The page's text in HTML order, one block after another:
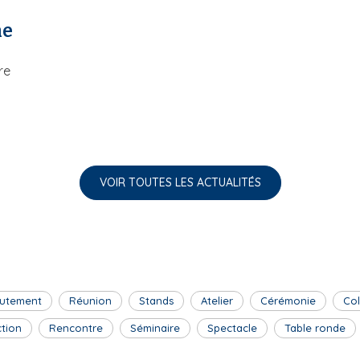
VOIR TOUTES LES ACTUALITÉS
Réunion Stands Atelier Cérémonie
Rencontre Séminaire Spectacle Table ronde